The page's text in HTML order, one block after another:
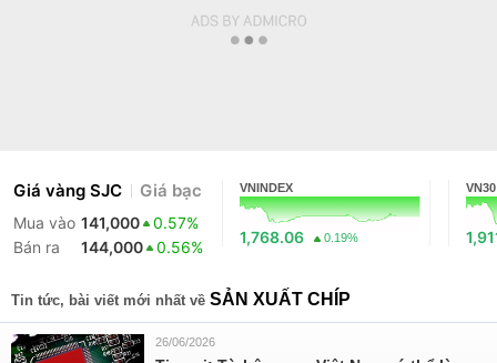
Giá vàng SJC Giá bạc
Mua vào 141,000
0.57%
Bán ra
144,000 0.56%
VNINDEX
1,768.06 0.19%
VN30
Tin tức, bài viết mới nhất về SẢN XUẤT CHÍP
26/06/2026